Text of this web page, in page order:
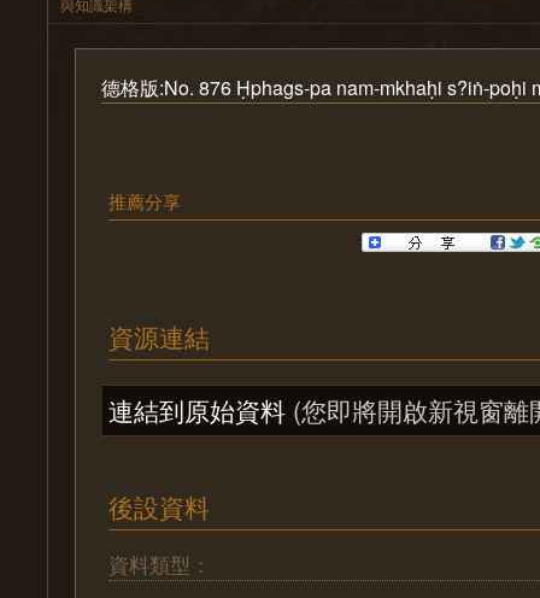
與知識架構
德格版:No. 876 Ḥphags-pa nam-mkhaḥi s?iṅ-poḥi
推薦分享
資源連結
連結到原始資料 (您即將開啟新視窗離
後設資料
資料類型：